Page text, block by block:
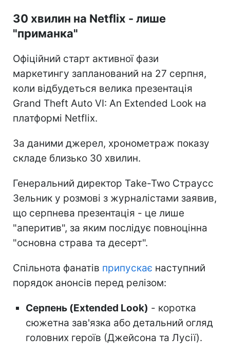
30 хвилин на Netflix - лише
"приманка"
Офіційний старт активної фази
маркетингу запланований на 27 серпня,
коли відбудеться велика презентація
Grand Theft Auto VI: An Extended Look на
платформі Netflix.
За даними джерел, хронометраж показу
складе близько 30 хвилин.
Генеральний директор Take-Two Страусс
Зельник у розмові з журналістами заявив,
що серпнева презентація - це лише
"аперитив", за яким послідує повноцінна
"основна страва та десерт".
Спільнота фанатів припускає наступний
порядок анонсів перед релізом:
Серпень (Extended Look) - коротка
сюжетна зав'язка або детальний огляд
головних героїв (Джейсона та Лусії).